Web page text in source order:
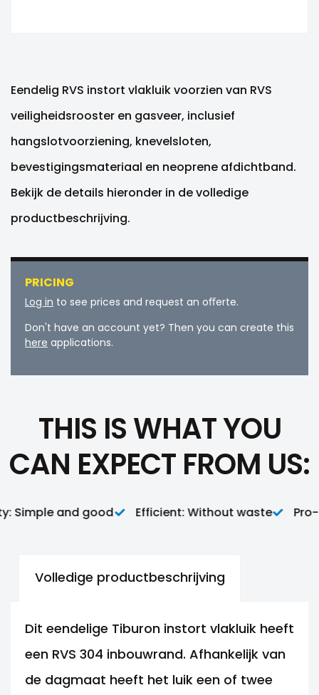
Eendelig RVS instort vlakluik voorzien van RVS
veiligheidsrooster en gasveer, inclusief
hangslotvoorziening, knevelsloten,
bevestigingsmateriaal en neoprene afdichtband.
Bekijk de details hieronder in de volledige
productbeschrijving.
PRICING
Log in to see prices and request an oﬀerte.
Don't have an account yet? Then you can create this
here applications.
THIS IS WHAT YOU
CAN EXPECT FROM US:
and good Efficient: Without waste Pro-
Volledige productbeschrijving
Dit eendelige Tiburon instort vlakluik heeft
een RVS 304 inbouwrand. Afhankelijk van
de dagmaat heeft het luik een of twee